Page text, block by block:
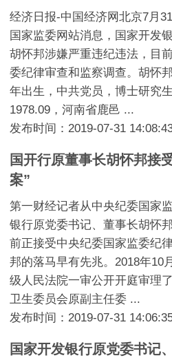
经济日报-中国经济网北京7月
国家监委网站消息，国家开发
胡怀邦涉嫌严重违纪违法，目
委纪律审查和监察调查。胡怀
年出生，中共党员，博士研究
1978.09，河南省鹿邑 ...
发布时间：2019-07-31
国开行原董事长胡怀邦接
案”
第一财经记者从中央纪委国家
银行原党委书记、董事长胡怀
前正接受中央纪委国家监委纪
邦的落马早有先兆。2018年10
级人民法院一审公开开庭审理
卫生委员会原副主任委 ...
发布时间：2019-07-31
国家开发银行原党委书记